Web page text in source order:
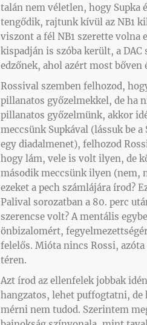
talán nem véletlen, hogy Supka
tengődik, rajtunk kívül az NB1
viszont a fél NB1 szerette volna
kispadján is szóba került, a
edzőnek, ahol azért most bőven
Rossival szemben felhozod,
pillanatos győzelmekkel, de ha
pillanatos győzelmünk, akkor
meccsünk Supkával (lássuk be
egy diadalmenet), felhozod
hogy lám, vele is volt ilyen, de
második meccsünk ilyen (nem,
ezeket a pech számlájára írod?
Palival sorozatban a 80. perc
szerencse volt? A mentális
önbizalomért,
felelős. Mióta nincs Rossi,
téren.
Azt írod az ellenfelek jobbak
hangzatos, lehet puffogtatni, de
mérni nem tudod. Szerintem